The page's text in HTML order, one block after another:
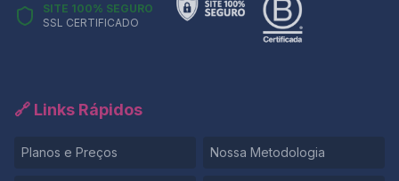
SITE 100% SEGURO
SSL CERTIFICADO
🔗 Links Rápidos
Planos e Preços Nossa Metodologia